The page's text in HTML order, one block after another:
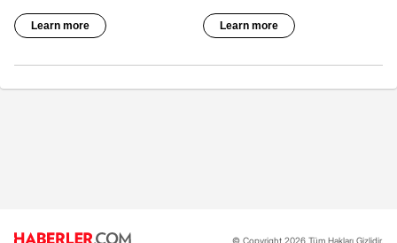
© Copyright 2026 Tüm Hakları Gizlidir.